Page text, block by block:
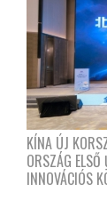
KÍNA ÚJ
ORSZÁG
INNOVÁCIÓS